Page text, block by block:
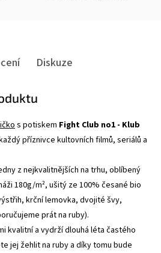
Diskuze
s potiskem Fight Club no1 - Klub
příznivce kultovních filmů, seriálů a
z nejkvalitnějších na trhu, oblíbený
180g/m², ušitý ze 100% česané bio
krční lemovka, dvojité švy,
prát na ruby).
kvalitní a vydrží dlouhá léta častého
jej žehlit na ruby a díky tomu bude